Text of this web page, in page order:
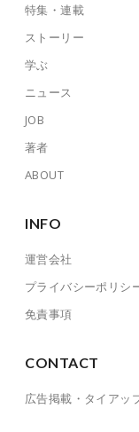
特集・連載
ストーリー
学ぶ
ニュース
JOB
著者
ABOUT
INFO
運営会社
プライバシーポリシ
免責事項
CONTACT
広告掲載・タイアッ